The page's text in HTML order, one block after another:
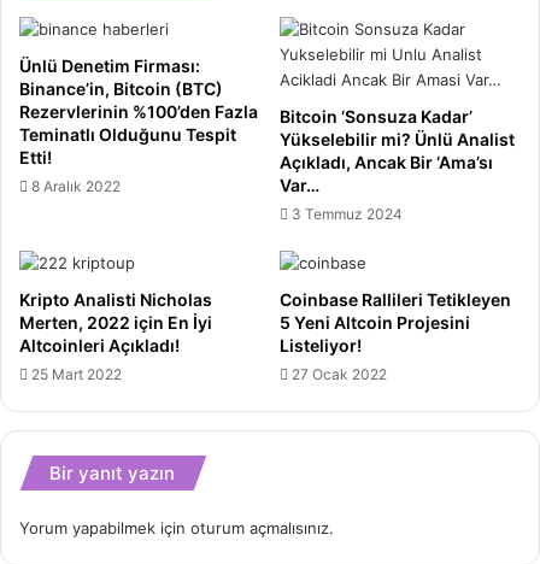
Ünlü Denetim Firması:
Binance’in, Bitcoin (BTC)
Rezervlerinin %100’den Fazla
Teminatlı Olduğunu Tespit
Etti!
8 Aralık 2022
Bitcoin ‘Sonsuza Kadar’
Yükselebilir mi? Ünlü Analist
Açıkladı, Ancak Bir ‘Ama’sı
Var…
3 Temmuz 2024
Kripto Analisti Nicholas
Merten, 2022 için En İyi
Altcoinleri Açıkladı!
25 Mart 2022
Coinbase Rallileri Tetikleyen
5 Yeni Altcoin Projesini
Listeliyor!
27 Ocak 2022
Bir yanıt yazın
Yorum yapabilmek için oturum açmalısınız.